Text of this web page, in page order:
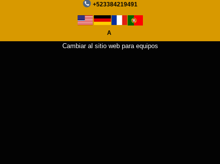
Facebook Places
Foursquare
+523384219491
A
Cambiar al sitio web para equipos